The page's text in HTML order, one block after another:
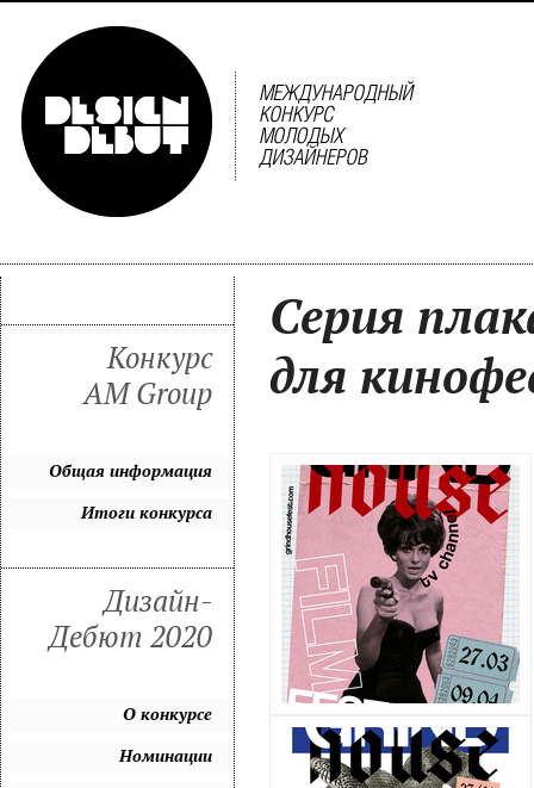
Серия
для
Конкурс
AM Group
Общая информация
Итоги конкурса
Дизайн-
Дебют 2020
О конкурсе
Номинации